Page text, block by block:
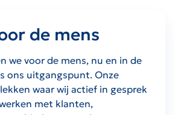
de mens
we voor de mens, nu en in de
ons uitgangspunt. Onze
waar wij actief in gesprek
met klanten,